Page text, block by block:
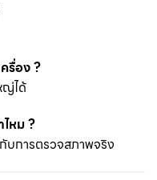
รื่อง ?
ญ่ได้
หม ?
บการตรวจสภาพจริง